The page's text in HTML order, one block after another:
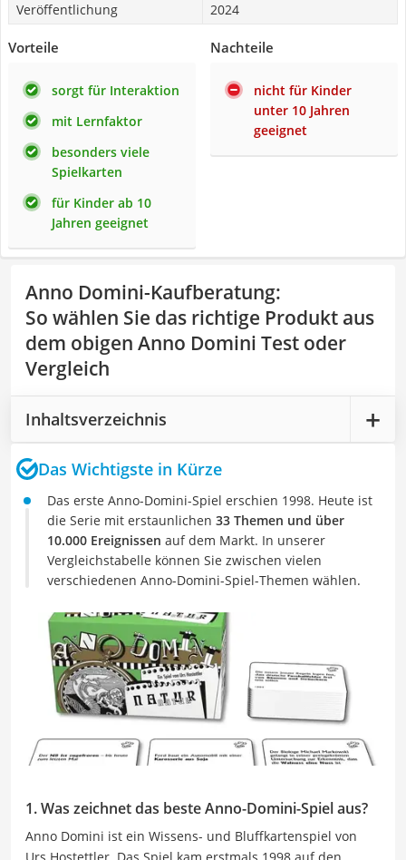
Veröffentlichung
2024
Vorteile
sorgt für Interaktion
mit Lernfaktor
besonders viele
Spielkarten
für Kinder ab 10
Jahren geeignet
Nachteile
nicht für Kinder
unter 10 Jahren
geeignet
Anno Domini-Kaufberatung:
So wählen Sie das richtige Produkt aus
dem obigen Anno Domini Test oder
Vergleich
Inhaltsverzeichnis
Das Wichtigste in Kürze
Das erste Anno-Domini-Spiel erschien 1998. Heute ist
die Serie mit erstaunlichen 33 Themen und über
10.000 Ereignissen auf dem Markt. In unserer
Vergleichstabelle können Sie zwischen vielen
verschiedenen Anno-Domini-Spiel-Themen wählen.
1. Was zeichnet das beste Anno-Domini-Spiel aus?
Anno Domini ist ein Wissens- und Bluffkartenspiel von
Urs Hostettler. Das Spiel kam erstmals 1998 auf den